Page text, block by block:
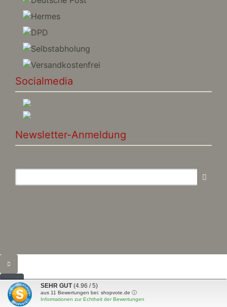
Socialmedia
Newsletter-Anmeldung
modified eCommerce Shopsoftware © 2009-2026
SEHR GUT (4.96 / 5)
aus 11 Bewertungen bei: shopvote.de ⓘ
Informationen zur Echtheit der Bewertungen